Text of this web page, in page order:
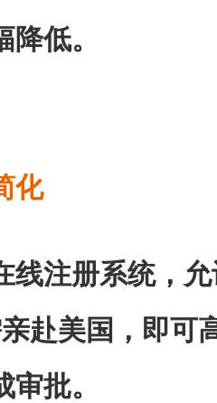
低。
化
线注册系统，
赴美国，即可
批。